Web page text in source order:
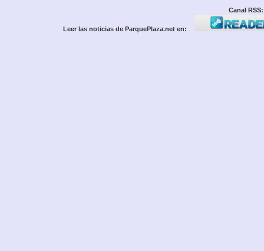
Canal RSS:
Leer las noticias de ParquePlaza.net en: